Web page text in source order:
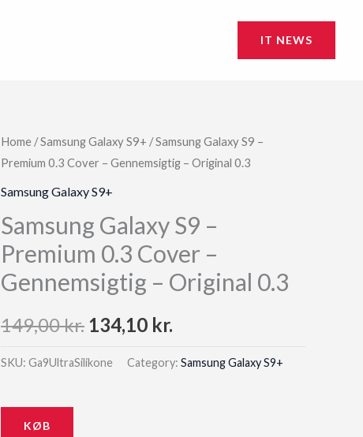
IT NEWS
Home /Samsung Galaxy S9+ / Samsung Galaxy S9 –
Premium 0.3 Cover – Gennemsigtig – Original 0.3
Samsung Galaxy S9+
Samsung Galaxy S9 –
Premium 0.3 Cover –
Gennemsigtig – Original 0.3
149,00kr. Original
price
134,10 kr.
price
SKU:Ga9UltraSilikone Category:Samsung Galaxy S9+
KØB